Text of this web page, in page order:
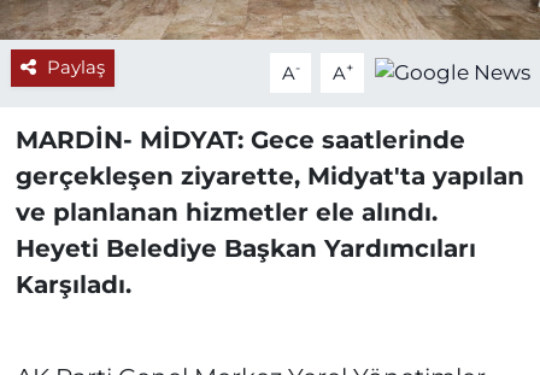
Paylaş A- A+
MARDİN- MİDYAT: Gece saatlerinde
gerçekleşen ziyarette, Midyat'ta yapılan
ve planlanan hizmetler ele alındı.
Heyeti Belediye Başkan Yardımcıları
Karşıladı.